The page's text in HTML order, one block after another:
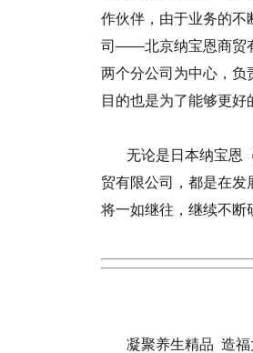
作伙伴，由于业务的不
司——北京纳宝恩商贸
两个分公司为中心，负
目的也是为了能够更好
无论是日本纳宝恩
贸有限公司，都是在
将一如继往，继续不断
凝聚养生精品 造福